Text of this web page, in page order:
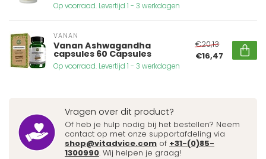
Op voorraad. Levertijd 1 - 3 werkdagen
VANAN
Vanan Ashwagandha
capsules 60 Capsules
Op voorraad. Levertijd 1 - 3 werkdagen
€20,13
€16,47
Vragen over dit product?
Of heb je hulp nodig bij het bestellen? Neem
contact op met onze supportafdeling via
shop@vitadvice.com of +31-(0)85-
1300990. Wij helpen je graag!